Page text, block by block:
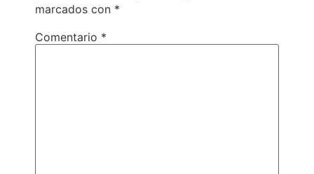
marcados con *
Comentario *